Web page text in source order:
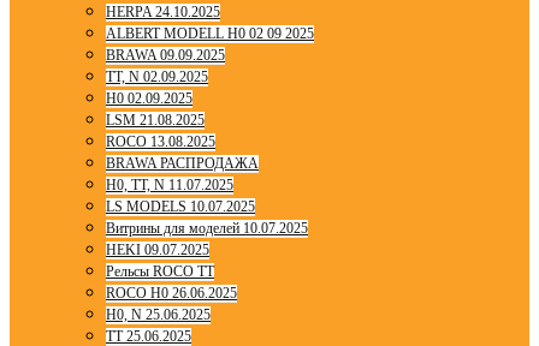
HERPA 24.10.2025
ALBERT MODELL H0 02 09 2025
BRAWA 09.09.2025
TT, N 02.09.2025
H0 02.09.2025
LSM 21.08.2025
ROCO 13.08.2025
BRAWA РАСПРОДАЖА
H0, TT, N 11.07.2025
LS MODELS 10.07.2025
Витрины для моделей 10.07.2025
HEKI 09.07.2025
Рельсы ROCO TT
ROCO H0 26.06.2025
H0, N 25.06.2025
TT 25.06.2025